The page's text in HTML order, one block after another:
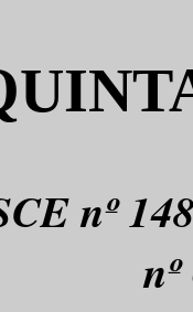
nº